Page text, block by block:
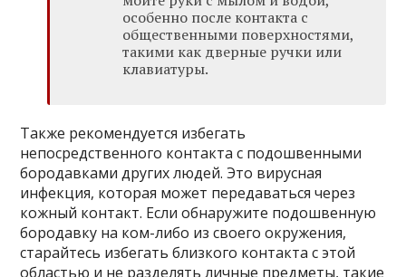
особенно после контакта с
общественными поверхностями,
такими как дверные ручки или
клавиатуры.
Также рекомендуется избегать
непосредственного контакта с подошвенными
бородавками других людей. Это вирусная
инфекция, которая может передаваться через
кожный контакт. Если обнаружите подошвенную
бородавку на ком-либо из своего окружения,
старайтесь избегать близкого контакта с этой
областью и не разделять личные предметы, такие